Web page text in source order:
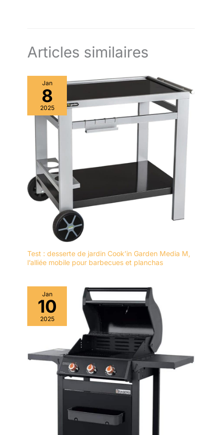
Articles similaires
Jan
8
2025
Test : desserte de jardin Cook’in Garden Media M,
l’alliée mobile pour barbecues et planchas
Jan
10
2025